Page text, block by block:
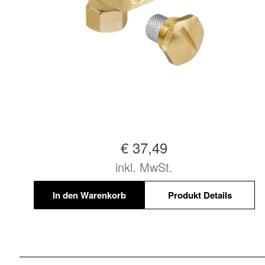
€ 37,49
inkl. MwSt.
In den Warenkorb Produkt Details